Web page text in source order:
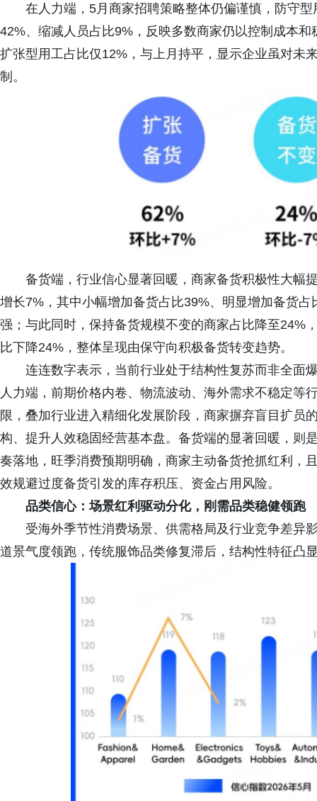
在人力端，5月商家招聘策略整体仍偏谨慎，防守
42%、缩减人员占比9%，反映多数商家仍以控制成本
扩张型用工占比仅12%，与上月持平，显示企业虽对未
制。
备货端，行业信心显著回暖，商家备货积极性大幅
增长7%，其中小幅增加备货占比39%、明显增加备货
强；与此同时，保持备货规模不变的商家占比降至24%
比下降24%，整体呈现由保守向积极备货转变趋势。
连连数字表示，当前行业处于结构性复苏而非全面
人力端，前期价格内卷、物流波动、海外需求不稳定等
限，叠加行业进入精细化发展阶段，商家摒弃盲目扩员
构、提升人效稳固经营基本盘。备货端的显著回暖，则
奏落地，旺季消费预期明确，商家主动备货抢抓红利，
效规避过度备货引发的库存积压、资金占用风险。
品类信心：场景红利驱动分化， 刚需品类稳健领跑
受海外季节性消费场景、供需格局及行业竞争差异
道景气度领跑，传统服饰品类修复滞后，结构性特征凸